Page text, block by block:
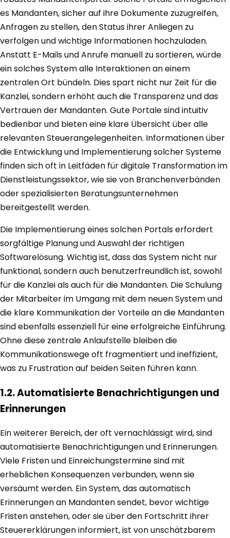
es Mandanten, sicher auf ihre Dokumente zuzugreifen,
Anfragen zu stellen, den Status ihrer Anliegen zu
verfolgen und wichtige Informationen hochzuladen.
Anstatt E-Mails und Anrufe manuell zu sortieren, würde
ein solches System alle Interaktionen an einem
zentralen Ort bündeln. Dies spart nicht nur Zeit für die
Kanzlei, sondern erhöht auch die Transparenz und das
Vertrauen der Mandanten. Gute Portale sind intuitiv
bedienbar und bieten eine klare Übersicht über alle
relevanten Steuerangelegenheiten. Informationen über
die Entwicklung und Implementierung solcher Systeme
finden sich oft in Leitfäden für digitale Transformation im
Dienstleistungssektor, wie sie von Branchenverbänden
oder spezialisierten Beratungsunternehmen
bereitgestellt werden.
Die Implementierung eines solchen Portals erfordert
sorgfältige Planung und Auswahl der richtigen
Softwarelösung. Wichtig ist, dass das System nicht nur
funktional, sondern auch benutzerfreundlich ist, sowohl
für die Kanzlei als auch für die Mandanten. Die Schulung
der Mitarbeiter im Umgang mit dem neuen System und
die klare Kommunikation der Vorteile an die Mandanten
sind ebenfalls essenziell für eine erfolgreiche Einführung.
Ohne diese zentrale Anlaufstelle bleiben die
Kommunikationswege oft fragmentiert und ineffizient,
was zu Frustration auf beiden Seiten führen kann.
1.2. Automatisierte Benachrichtigungen und
Erinnerungen
Ein weiterer Bereich, der oft vernachlässigt wird, sind
automatisierte Benachrichtigungen und Erinnerungen.
Viele Fristen und Einreichungstermine sind mit
erheblichen Konsequenzen verbunden, wenn sie
versäumt werden. Ein System, das automatisch
Erinnerungen an Mandanten sendet, bevor wichtige
Fristen anstehen, oder sie über den Fortschritt ihrer
Steuererklärungen informiert, ist von unschätzbarem